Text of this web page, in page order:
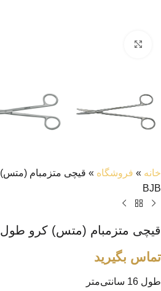
خانه » فروشگاه »
BJB
قیچی متزمبام (متس) کرو طول 16 سانتی متر BJB
تماس بگیرید
طول 16 سانتی‌متر